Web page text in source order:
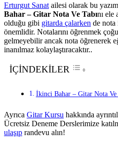
Erturgut Sanat ailesi olarak bu
Bahar – Gitar Nota Ve Tabını ele
olduğu gibi gitarda çalarken de nota
önemlidir. Notalarını öğrenmek
gelmeyebilir ancak nota öğrenerek
inanılmaz kolaylaştıracaktır..
İÇİNDEKİLER
İkinci Bahar – Gitar Nota Ve
Ayrıca Gitar Kursu hakkında
Ücretsiz Deneme Derslerimize
ulaşıp randevu alın!